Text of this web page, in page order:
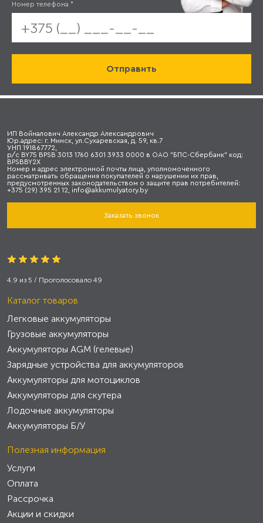
Номер телефона *
ИП Войналович Александр Александрович
Юр.адрес: г. Минск, ул.Сухаревская, д. 59, кв.7
УНП 191867772,
р/с BY75 BPSB 3013 1760 6301 3933 0000 в ОАО "БПС-Сбербанк" код:
BPSBBY2X
Номер и адрес электронной почты лица, уполномоченного
рассматривать обращения покупателей о нарушении их прав,
предусмотренных законодательством о защите прав потребителей:
+375 (29) 395 21 12, info@akkumulyatory.by
Заказать звонок
4.9 из 5 / Проголосовало 49
Каталог товаров
Легковые аккумуляторы
Грузовые аккумуляторы
Аккумуляторы AGM (гелевые)
Зарядные устройства для аккумуляторов
Аккумуляторы для мотоциклов
Аккумуляторы для скутера
Лодочные аккумуляторы
Аккумуляторы Б/У
Полезная информация
Услуги
Оплата
Рассрочка
Акции и скидки